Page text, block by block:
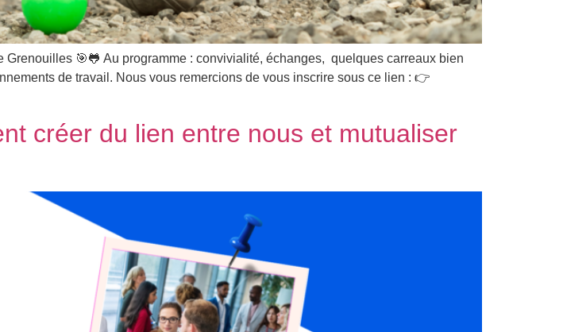
🎯🐸 Au programme : convivialité, échanges, quelques carreaux bien
de travail. Nous vous remercions de vous inscrire sous ce lien : 👉
créer du lien entre nous et mutualiser